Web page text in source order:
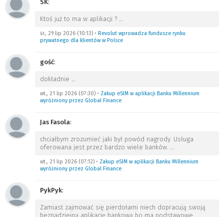
SK:
Ktoś już to ma w aplikacji ? …
śr., 29 lip 2026 (10:13) • Revolut wprowadza fundusze rynku
prywatnego dla klientów w Polsce
gość:
dokładnie …
wt., 21 lip 2026 (07:30) • Zakup eSIM w aplikacji Banku Millennium
wyróżniony przez Global Finance
Jas Fasola:
chciałbym zrozumieć jaki był powód nagrody. Usługa
oferowana jest przez bardzo wiele banków. …
wt., 21 lip 2026 (07:12) • Zakup eSIM w aplikacji Banku Millennium
wyróżniony przez Global Finance
PykPyk:
Zamiast zajmować się pierdołami niech dopracują swoją
beznadziejną aplikację bankową bo ma podstawowe